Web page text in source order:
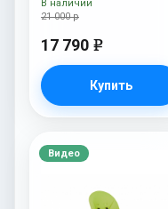
21 000 р
17 790 e
Купить
В наличии
Видео